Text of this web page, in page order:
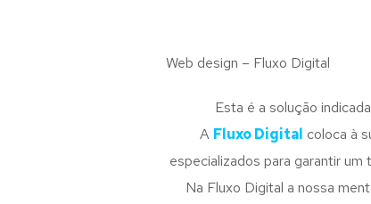
Web design – Fluxo Digital
Esta é a solução
A Fluxo Digital coloca à
especializados para garantir
Na Fluxo Digital a nossa